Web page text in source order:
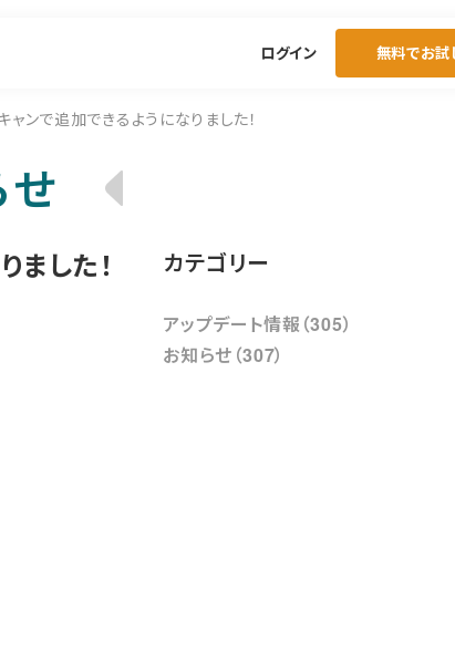
ログイン 無料でお試
ンで追加できるようになりました！
した！ カテゴリー
アップデート情報（305）
お知らせ（307）